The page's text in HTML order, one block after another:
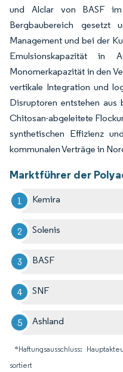
und Alclar von BASF
Bergbaubereich gesetzt
Management und bei der
Emulsionskapazität in
Monomerkapazität in den
vertikale Integration und
Disruptoren entstehen aus
Chitosan-abgeleitete
synthetischen Effizienz
kommunalen Verträge in
Marktführer der
Kemira
Solenis
BASF
SNF
Ashland
*Haftungsausschluss:
sortiert